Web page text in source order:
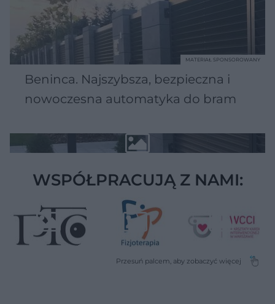
Beninca. Najszybsza, bezpieczna i
nowoczesna automatyka do bram
MATERIAŁ SPONSOROWANY
WSPÓŁPRACUJĄ Z NAMI: